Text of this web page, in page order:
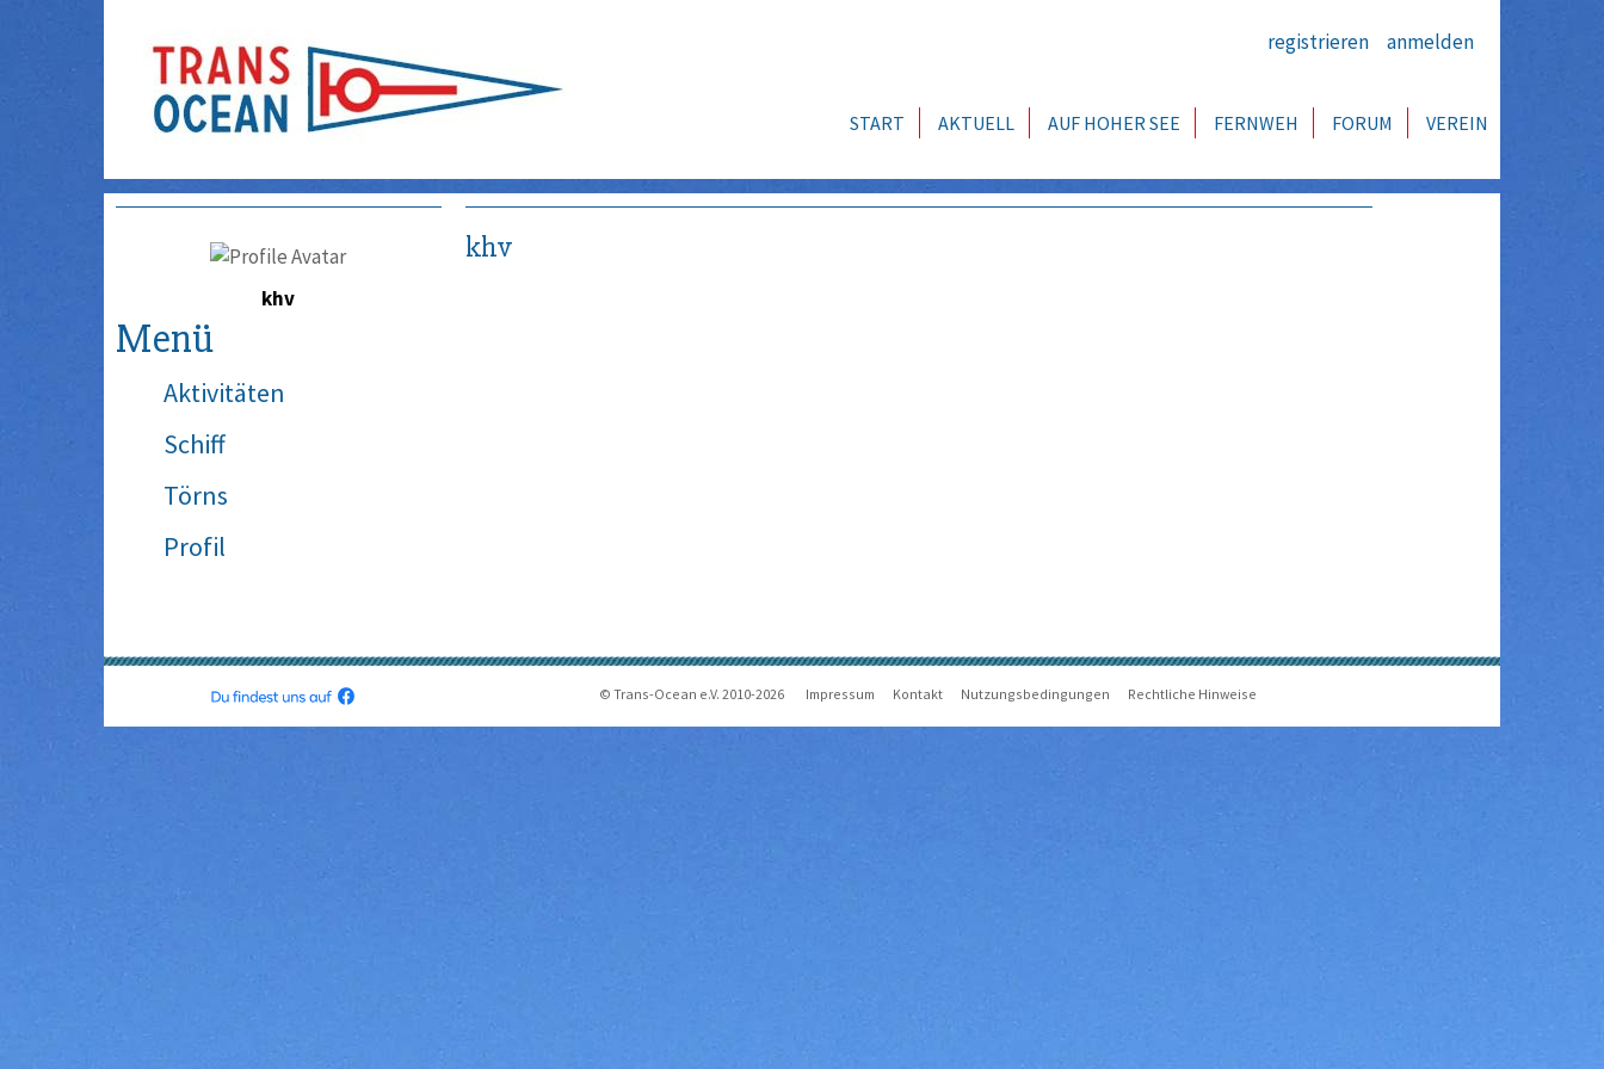
registrieren anmelden
START AKTUELL AUF HOHER SEE FERNWEH FORUM VEREIN
khv
Menü
Aktivitäten
Schiff
Törns
Profil
khv
© Trans-Ocean e.V. 2010-2026 Impressum Kontakt Nutzungsbedingungen Rechtliche Hinweise